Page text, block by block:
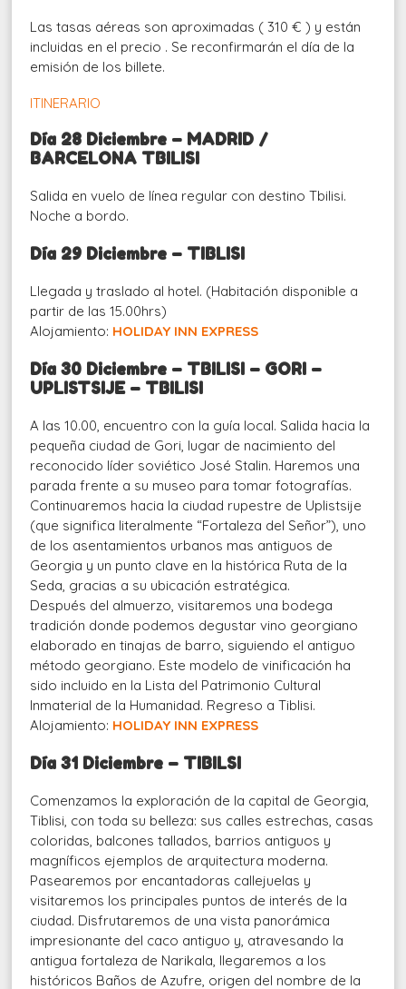
Las tasas aéreas son aproximadas ( 310 € ) y están
incluidas en el precio . Se reconfirmarán el día de la
emisión de los billete.
ITINERARIO
Día 28 Diciembre – MADRID /
BARCELONA TBILISI
Salida en vuelo de línea regular con destino Tbilisi.
Noche a bordo.
Día 29 Diciembre – TIBLISI
Llegada y traslado al hotel. (Habitación disponible a
partir de las 15.00hrs)
Alojamiento: HOLIDAY INN EXPRESS
Día 30 Diciembre – TBILISI – GORI –
UPLISTSIJE – TBILISI
A las 10.00, encuentro con la guía local. Salida hacia la
pequeña ciudad de Gori, lugar de nacimiento del
reconocido líder soviético José Stalin. Haremos una
parada frente a su museo para tomar fotografías.
Continuaremos hacia la ciudad rupestre de Uplistsije
(que significa literalmente “Fortaleza del Señor”), uno
de los asentamientos urbanos mas antiguos de
Georgia y un punto clave en la histórica Ruta de la
Seda, gracias a su ubicación estratégica.
Después del almuerzo, visitaremos una bodega
tradición donde podemos degustar vino georgiano
elaborado en tinajas de barro, siguiendo el antiguo
método georgiano. Este modelo de vinificación ha
sido incluido en la Lista del Patrimonio Cultural
Inmaterial de la Humanidad. Regreso a Tiblisi.
Alojamiento: HOLIDAY INN EXPRESS
Día 31 Diciembre – TIBILSI
Comenzamos la exploración de la capital de Georgia,
Tiblisi, con toda su belleza: sus calles estrechas, casas
coloridas, balcones tallados, barrios antiguos y
magníficos ejemplos de arquitectura moderna.
Pasearemos por encantadoras callejuelas y
visitaremos los principales puntos de interés de la
ciudad. Disfrutaremos de una vista panorámica
impresionante del caco antiguo y, atravesando la
antigua fortaleza de Narikala, llegaremos a los
históricos Baños de Azufre, origen del nombre de la